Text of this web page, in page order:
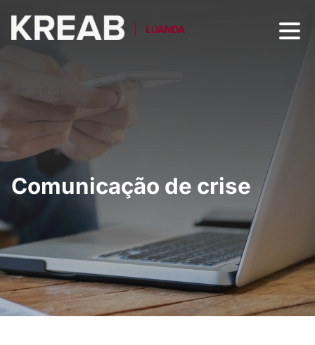
LUANDA
Comunicação de crise